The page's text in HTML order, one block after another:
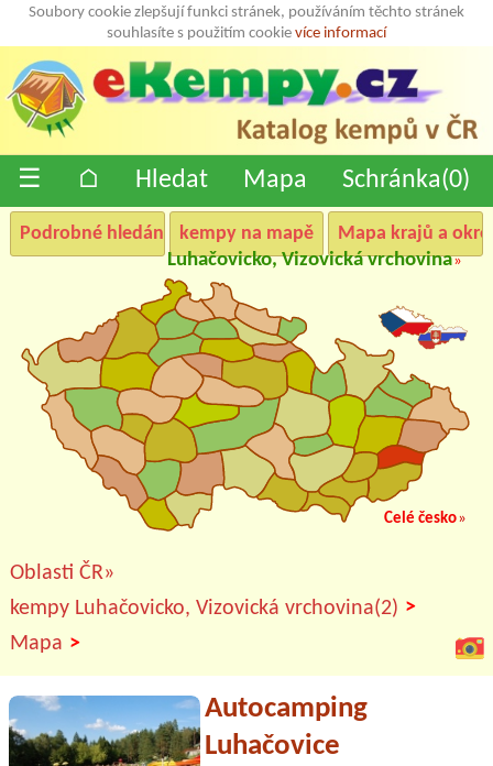
Soubory cookie zlepšují funkci stránek, používáním těchto stránek
souhlasíte s použitím cookie více informací
☰ ⌂ Hledat Mapa Schránka(0)
Podrobné hledání kempy na mapě
Mapa krajů a
Luhačovicko, Vizovická vrchovina»
Celé česko»
Oblasti ČR»
kempy Luhačovicko, Vizovická vrchovina(2) >
Mapa >
Autocamping
Luhačovice